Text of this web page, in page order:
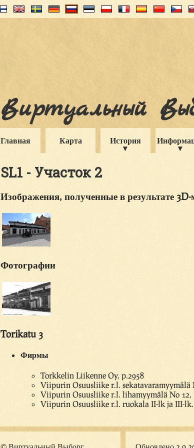
Виртуальный
Главная Карта История
SL1 - Участок 2
Изображения, полученные в результате
Фотографии
Torikatu 3
Фирмы
Torkkelin Liikenne Oy, p.2958
Viipurin Osuusliike r.l. sekatavaramyymälä
Viipurin Osuusliike r.l. lihamyymälä No 12,
Viipurin Osuusliike r.l. ruokala II-lk ja III-lk.,